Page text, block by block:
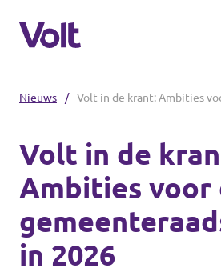
Overzicht fracties en
Fracties
Zuid-Holland
Standpunten
Over Volt
Nieuws /
Volt in de
Ambities voor
in 2026